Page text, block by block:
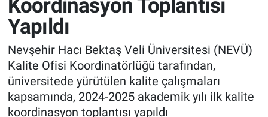
Koordinasyon Toplantısı
Yapıldı
Nevşehir Hacı Bektaş Veli Üniversitesi (NEVÜ)
Kalite Ofisi Koordinatörlüğü tarafından,
üniversitede yürütülen kalite çalışmaları
kapsamında, 2024-2025 akademik yılı ilk kalite
koordinasyon toplantısı yapıldı
Sağlık
Yerel
Genel
Asayiş
İlan - Duyuru- Mesaj
Türkiye Gündemi
Sizden Gelenler
Yaşam
İlan - Duyuru- Mesaj
Türkiye Gündemi
Sizden Gelenler